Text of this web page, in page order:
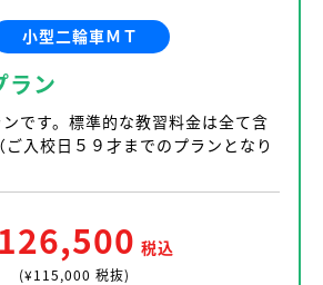
小型二輪車ＭＴ
ラン
です。標準的な教習料金は全て含
ご入校日５９才までのプランとなり
税込
(¥115,000 税抜)